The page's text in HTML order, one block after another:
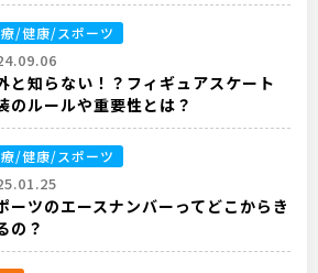
/健康/スポーツ
と知らない！？フィギュアスケート
のルールや重要性とは？
/健康/スポーツ
ーツのエースナンバーってどこからき
の？